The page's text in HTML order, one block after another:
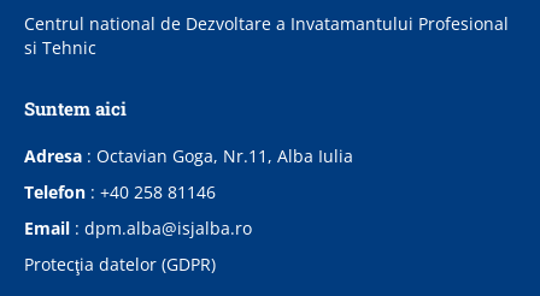
Centrul national de Dezvoltare a Invatamantului Profesional
si Tehnic
Suntem aici
Adresa : Octavian Goga, Nr.11, Alba Iulia
Telefon : +40 258 81146
Email : dpm.alba@isjalba.ro
Protecţia datelor (GDPR)